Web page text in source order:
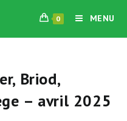
0 MENU
Briod,
– avril 2025